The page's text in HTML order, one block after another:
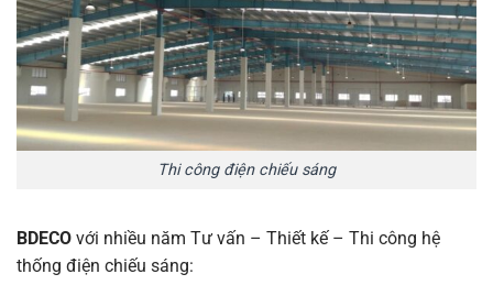
Thi công điện chiếu sáng
BDECO với nhiều năm Tư vấn – Thiết kế – Thi công hệ
thống điện chiếu sáng: